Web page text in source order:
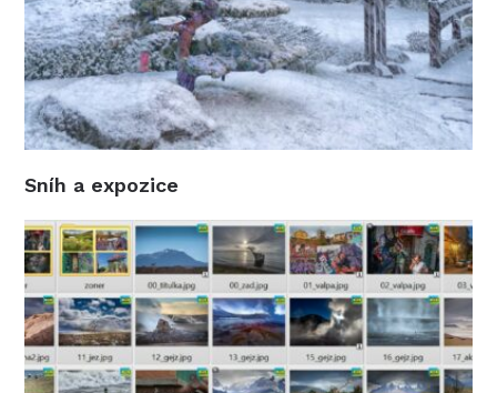
Sníh a expozice